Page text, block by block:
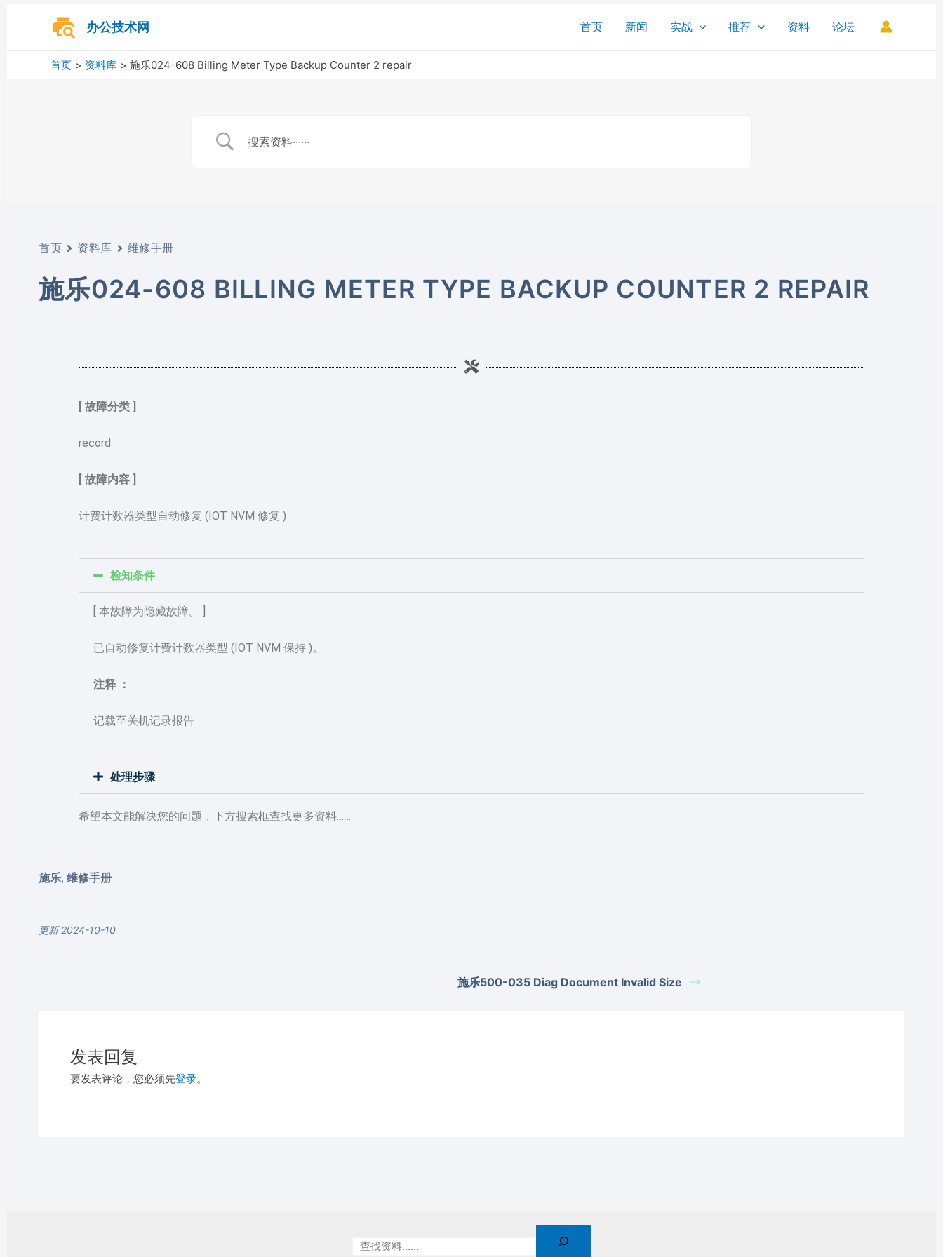
办公技术网 首页 新闻 实战 推荐 资料 论坛
首页 资料库 施乐024-608 Billing Meter Type Backup Counter 2 repair
首页 资料库 维修手册
施乐024-608 BILLING METER TYPE BACKUP COUNTER 2 REPAIR
[ 故障分类 ]
record
[ 故障内容 ]
计费计数器类型自动修复 (IOT NVM 修复 )
检知条件
[ 本故障为隐藏故障。 ]
已自动修复计费计数器类型 (IOT NVM 保持 )。
注释 ：
记载至关机记录报告
处理步骤
希望本文能解决您的问题，下方搜索框查找更多资料……
施乐, 维修手册
更新 2024-10-10
施乐500-035 Diag Document Invalid Size
发表回复
要发表评论，您必须先登录。